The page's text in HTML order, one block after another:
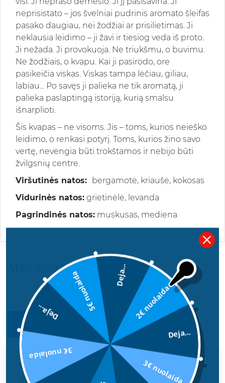
neprisistato – jos švelniai pudrinis aromato šleifas
pasako daugiau, nei žodžiai ar prisilietimas. Ji
neklausia leidimo – ji žavi ir tiesiog veda iš proto.
Ji nežada. Ji provokuoja. Ne triukšmu, o buvimu.
Ne žodžiais, o kvapu. Kai ji pasirodo, ore
pasikeičia viskas. Viskas tampa lėčiau, giliau,
labiau... Po savęs ji palieka ne tik aromatą, ji
palieka paslaptingą istoriją, kurią smalsu
išnarplioti.
Šis kvapas – ne visoms. Jis – toms, kurios neieško
leidimo, o renkasi potyrį. Toms, kurios žino savo
vertę, nevengia būti trokštamos ir nebijo būti
žvilgsnių centre.
Viršutinės natos:
bergamotė, kriaušė, kokosas
Vidurinės natos: grietinėlė, levanda
Pagrindinės natos: muskusas, mediena
ATSILIEPIMAI
PARAŠYKITE SAVO ATSILIEPIMĄ
Vertinimas
2€ nuolaida
Deja...
3€ nuolaida
3€ nuolaida
Deja... 5€ nuolaida Deja...